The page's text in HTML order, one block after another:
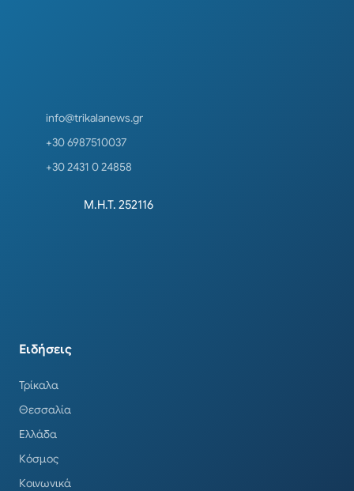
info@trikalanews.gr
+30 6987510037
+30 2431 0 24858
Μ.Η.Τ. 252116
Ειδήσεις
Τρίκαλα
Θεσσαλία
Ελλάδα
Κόσμος
Κοινωνικά